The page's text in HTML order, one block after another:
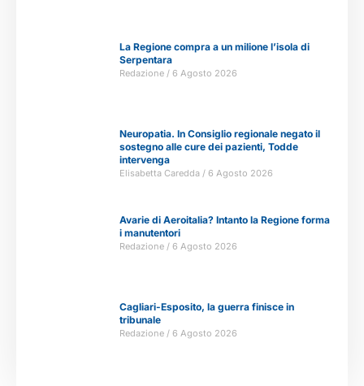
La Regione compra a un milione l’isola di
Serpentara
Redazione 6 Agosto 2026
Neuropatia. In Consiglio regionale negato il
sostegno alle cure dei pazienti, Todde
intervenga
Elisabetta Caredda 6 Agosto 2026
Avarie di Aeroitalia? Intanto la Regione forma
i manutentori
Redazione 6 Agosto 2026
Cagliari-Esposito, la guerra finisce in
tribunale
Redazione 6 Agosto 2026